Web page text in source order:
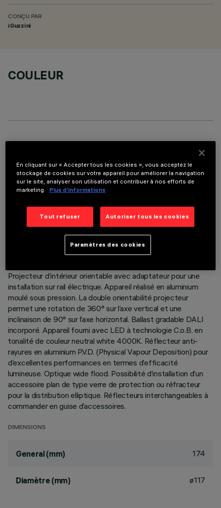
CONÇU PAR
iGuzzini
COULEUR
DONNÉES TECHNIQUES
Projecteur d’intérieur orientable avec adaptateur pour une
installation sur rail électrique. Appareil réalisé en aluminium
moulé sous pression. La double orientabilité projecteur
permet une rotation de 360° sur l’axe vertical et une
inclinaison de 90° sur l’axe horizontal. Ballast gradable DALI
incorporé. Appareil fourni avec LED à technologie C.o.B. en
tonalité de couleur neutral white 4000K. Réflecteur anti-
rayures en aluminium P.V.D. (Physical Vapour Deposition) pour
d’excellentes performances en termes d’efficacité
lumineuse. Optique wide flood. Possibilité d’installation d’un
accessoire plan de type verre de protection ou réfracteur
pour la distribution elliptique. Réflecteurs interchangeables à
commander en guise d’accessoires.
DIMENSIONS
General (mm) 174
Diamètre (mm) ø117
En cliquant sur « Accepter tous les cookies », vous acceptez le
stockage de cookies sur votre appareil pour améliorer la navigation
sur le site, analyser son utilisation et contribuer à nos efforts de
marketing.
Plus d’informations
Tout refuser Autoriser tous les cookies
Paramètres des cookies